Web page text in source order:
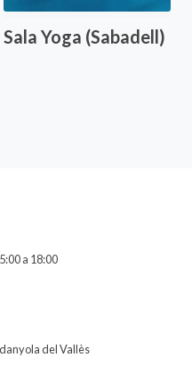
Sala Yoga (Sabadell)
a 18:00
del Vallès